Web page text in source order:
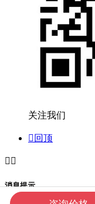
关注我们
 回顶
 
消息提示